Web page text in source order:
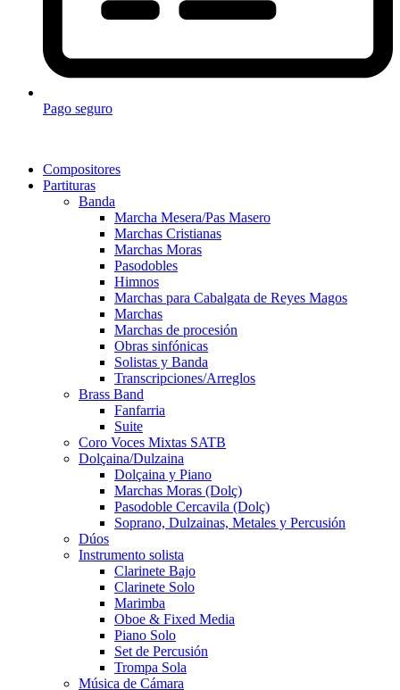
Pago seguro
Compositores
Partituras
Banda
Marcha Mesera/Pas Masero
Marchas Cristianas
Marchas Moras
Pasodobles
Himnos
Marchas para Cabalgata de Reyes Magos
Marchas
Marchas de procesión
Obras sinfónicas
Solistas y Banda
Transcripciones/Arreglos
Brass Band
Fanfarria
Suite
Coro Voces Mixtas SATB
Dolçaina/Dulzaina
Dolçaina y Piano
Marchas Moras (Dolç)
Pasodoble Cercavila (Dolç)
Soprano, Dulzainas, Metales y Percusión
Dúos
Instrumento solista
Clarinete Bajo
Clarinete Solo
Marimba
Oboe & Fixed Media
Piano Solo
Set de Percusión
Trompa Sola
Música de Cámara